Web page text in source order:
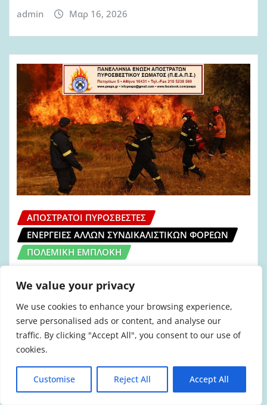
We value your privacy
We use cookies to enhance your browsing experience,
serve personalised ads or content, and analyse our
traffic. By clicking "Accept All", you consent to our use of
cookies.
Customise Reject All Accept All
admin Μαρ 16, 2026
ΑΠΌΣΤΡΑΤΟΙ ΠΥΡΟΣΒΈΣΤΕΣ
ΕΝΈΡΓΕΙΕΣ ΆΛΛΩΝ ΣΥΝΔΙΚΑΛΙΣΤΙΚΏΝ ΦΟΡΈΩΝ
ΠΟΛΕΜΙΚΉ ΕΜΠΛΟΚΉ
σ’ αυτόν τον άδικο ιμπεριαλιστικό
πόλεμο
admin Μαρ 9, 2026